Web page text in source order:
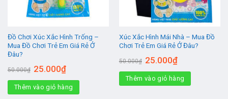
Đồ Chơi Xúc Xắc Hình Trống –
Mua Đồ Chơi Trẻ Em Giá Rẻ Ở
Đâu?
50.000₫ Giá
gốc
là:
50.000₫.
25.000₫Giá
tại
là:
25.000₫.
Thêm vào giỏ hàng
Xúc Xắc Hình Mái Nhà – Mua Đồ
Chơi Trẻ Em Giá Rẻ Ở Đâu?
50.000₫ Giá
gốc
là:
50.000₫.
25.000₫Giá
tại
là:
25.000₫.
Thêm vào giỏ hàng